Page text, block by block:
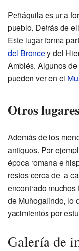
Peñáguila es una
pueblo. Detrás de
Este lugar forma
del Broncey del
Amblés. Algunos
pueden ver en el
Otros
Además de los
antiguos. Por
época romana e
restos cerca de la
encontrado muchos
de Muñogalindo, lo
yacimientos por
Galería de